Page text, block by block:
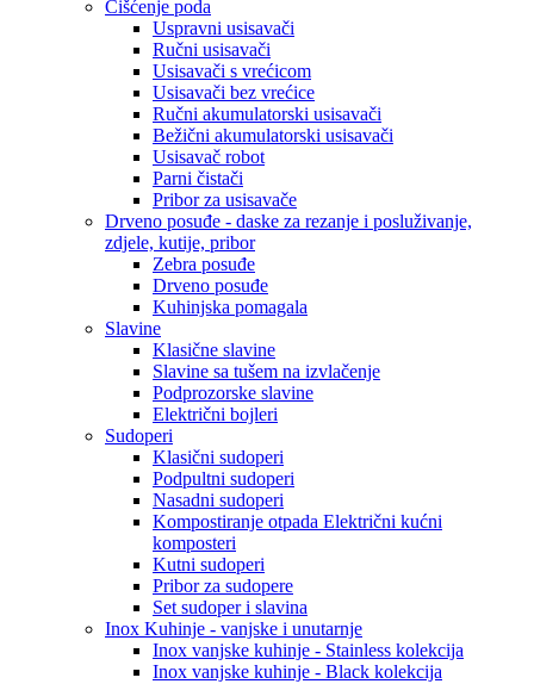
Čišćenje poda
Uspravni usisavači
Ručni usisavači
Usisavači s vrećicom
Usisavači bez vrećice
Ručni akumulatorski usisavači
Bežični akumulatorski usisavači
Usisavač robot
Parni čistači
Pribor za usisavače
Drveno posuđe - daske za rezanje i posluživanje,
zdjele, kutije, pribor
Zebra posuđe
Drveno posuđe
Kuhinjska pomagala
Slavine
Klasične slavine
Slavine sa tušem na izvlačenje
Podprozorske slavine
Električni bojleri
Sudoperi
Klasični sudoperi
Podpultni sudoperi
Nasadni sudoperi
Kompostiranje otpada Električni kućni
komposteri
Kutni sudoperi
Pribor za sudopere
Set sudoper i slavina
Inox Kuhinje - vanjske i unutarnje
Inox vanjske kuhinje - Stainless kolekcija
Inox vanjske kuhinje - Black kolekcija